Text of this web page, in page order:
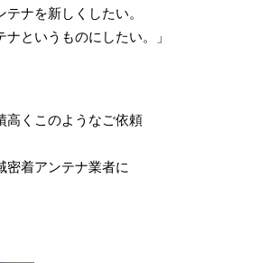
ナを新しくしたい。
というものにしたい。」
高くこのようなご依頼
密着アンテナ業者に